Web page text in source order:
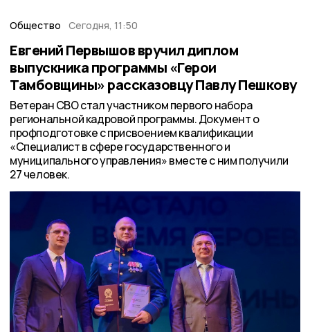
Общество Сегодня, 11:50
Евгений Первышов вручил диплом
выпускника программы «Герои
Тамбовщины» рассказовцу Павлу Пешкову
Ветеран СВО стал участником первого набора
региональной кадровой программы. Документ о
профподготовке с присвоением квалификации
«Специалист в сфере государственного и
муниципального управления» вместе с ним получили
27 человек.